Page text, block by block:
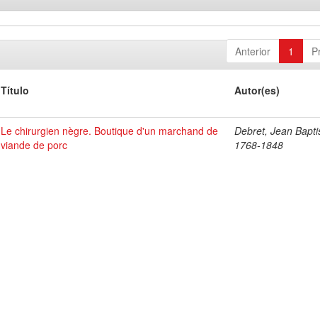
Anterior 1
Título Autor(es)
Le chirurgien nègre. Boutique d'un marchand de
viande de porc
Debret, Jean
1768-1848